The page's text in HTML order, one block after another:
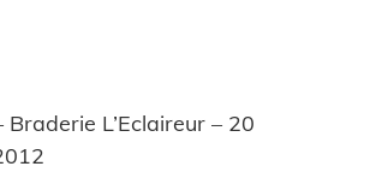
Braderie L’Eclaireur – 20